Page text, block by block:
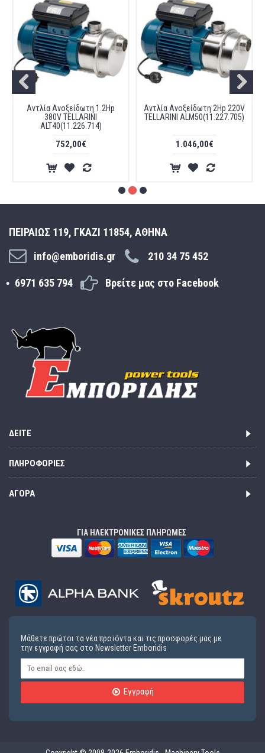
Αντλία Ανοξείδωτη 1.2Hp
380V TELLARINI
ALT40(11.226.714)
752,00€
Αντλία Ανοξείδωτη 2Hp 220V
TELLARINI ALM50(11.227.705)
1.046,00€
ΠΕΙΡΑΙΩΣ 119, ΓΚΑΖΙ 11854, ΑΘΗΝΑ
info@emboridis.gr
210 34 75 452
6971 635 794 Βρείτε μας στο Facebook
ΔΕΊΤΕ
ΠΛΗΡΟΦΟΡΊΕΣ
ΑΓΟΡΆ
ΓΙΑ ΗΛΕΚΤΡΟΝΙΚΕΣ ΠΛΗΡΩΜΕΣ
Μάθετε πρώτοι τα νέα προϊόντα και τις προσφορές μας με
την εγγραφή σας στο Newsletter Emboridis
Εγγραφή